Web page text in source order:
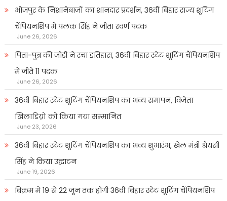
भोजपुर के निशानेबाजों का शानदार प्रदर्शन, 36वीं बिहार राज्य शूटिंग
चैंपियनशिप में पलक सिंह ने जीता स्वर्ण पदक
June 26, 2026
पिता-पुत्र की जोड़ी ने रचा इतिहास, 36वीं बिहार स्टेट शूटिंग चैंपियनशिप
में जीते 11 पदक
June 26, 2026
36वीं बिहार स्टेट शूटिंग चैंपियनशिप का भव्य समापन, विजेता
खिलाडिय़ों को किया गया सम्मानित
June 23, 2026
36वीं बिहार स्टेट शूटिंग चैंपियनशिप का भव्य शुभारंभ, खेल मंत्री श्रेयसी
सिंह ने किया उद्घाटन
June 19, 2026
बिक्रम में 19 से 22 जून तक होगी 36वीं बिहार स्टेट शूटिंग चैंपियनशिप